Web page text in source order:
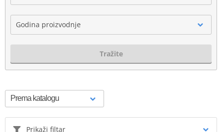
Godina proizvodnje
Tražite
Prikaži filtar